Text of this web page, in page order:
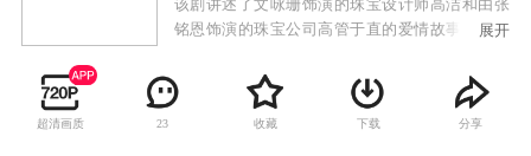
该剧讲述了文咏珊饰演的珠宝设计师高洁和由张
铭恩饰演的珠宝公司高管于直的爱情故事。两人
持信念，共同将传承传统国粹与时尚前沿创新相
结合，守护理想，最终收获爱情的故事。
展开
超清画质 23 收藏 下载 分享